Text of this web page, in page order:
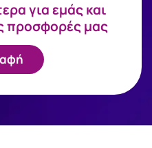
για εμάς και
προσφορές μας